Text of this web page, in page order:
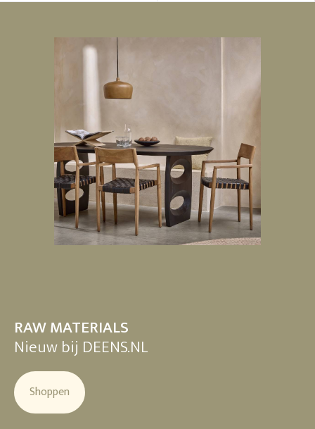
RAW MATERIALS
Nieuw bij DEENS.NL
Shoppen